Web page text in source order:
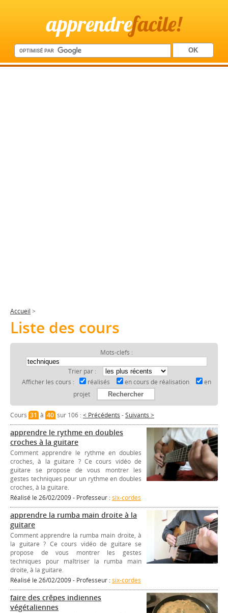
apprendrefacile!
Accueil >
Liste des cours
Mots-clefs :
Trier par :
Afficher les cours :
réalisés en cours de réalisation
en
projet
Cours 31à 40sur 106 :< Précédents -Suivants >
apprendre le rythme en doubles
croches à la guitare
Comment apprendre le rythme en doubles
croches, à la guitare ? Ce cours vidéo de
guitare se propose de vous montrer les
gestes techniques pour un rythme en doubles
croches, à la guitare.
Réalisé le 26/02/2009 - Professeur :six-cordes
apprendre la rumba main droite à la
guitare
Comment apprendre la rumba main droite, à
la guitare ? Ce cours vidéo de guitare se
propose de vous montrer les gestes
techniques pour maîtriser la rumba main
droite, à la guitare.
Réalisé le 26/02/2009 - Professeur :six-cordes
faire des crêpes indiennes
végétaliennes